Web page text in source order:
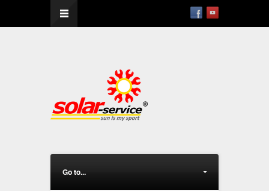
Go to...